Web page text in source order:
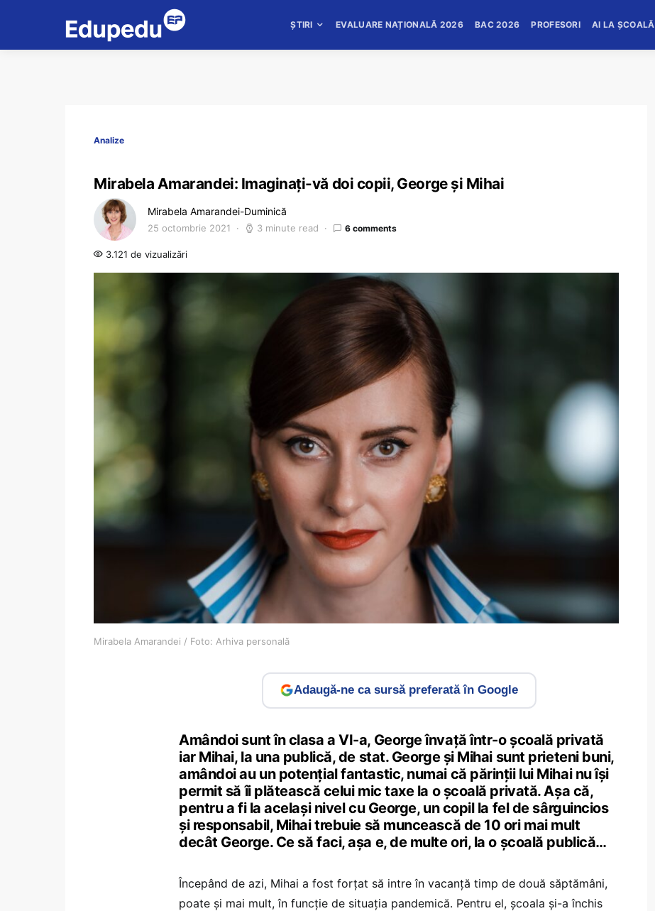
ȘTIRI EVALUARE NAȚIONALĂ 2026 BAC 2026 PROFESORI AI LA ȘCOALĂ
Analize
Mirabela Amarandei: Imaginați-vă doi copii, George și Mihai
Mirabela Amarandei-Duminică
25 octombrie 2021 3 minute read 6 comments
3.121 de vizualizări
Mirabela Amarandei / Foto: Arhiva personală
Adaugă-ne ca sursă preferată în Google
Amândoi sunt în clasa a VI-a, George învață într-o școală privată
iar Mihai, la una publică, de stat. George și Mihai sunt prieteni buni,
amândoi au un potențial fantastic, numai că părinții lui Mihai nu își
permit să îi plătească celui mic taxe la o școală privată. Așa că,
pentru a fi la același nivel cu George, un copil la fel de sârguincios
și responsabil, Mihai trebuie să muncească de 10 ori mai mult
decât George. Ce să faci, așa e, de multe ori, la o școală publică…
Începând de azi, Mihai a fost forțat să intre în vacanță timp de două săptămâni,
poate și mai mult, în funcție de situația pandemică. Pentru el, școala și-a închis